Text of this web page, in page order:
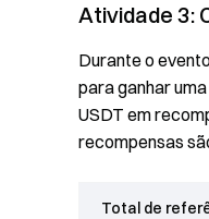
Atividade 3:
Durante o
para ganhar
USDT em
recompensas
Total de